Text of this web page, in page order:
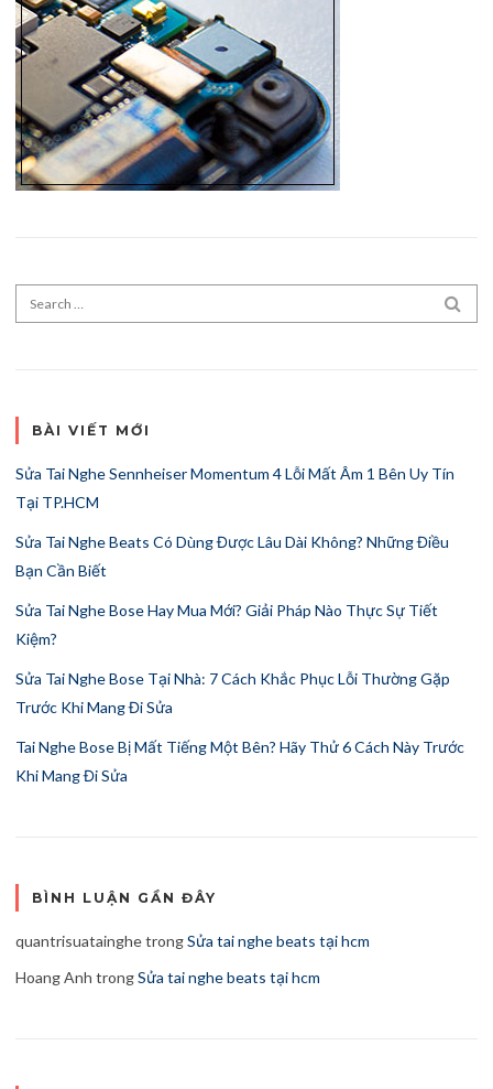
Search for:
BÀI VIẾT MỚI
Sửa Tai Nghe Sennheiser Momentum 4 Lỗi Mất Âm 1 Bên Uy Tín
Tại TP.HCM
Sửa Tai Nghe Beats Có Dùng Được Lâu Dài Không? Những Điều
Bạn Cần Biết
Sửa Tai Nghe Bose Hay Mua Mới? Giải Pháp Nào Thực Sự Tiết
Kiệm?
Sửa Tai Nghe Bose Tại Nhà: 7 Cách Khắc Phục Lỗi Thường Gặp
Trước Khi Mang Đi Sửa
Tai Nghe Bose Bị Mất Tiếng Một Bên? Hãy Thử 6 Cách Này Trước
Khi Mang Đi Sửa
BÌNH LUẬN GẦN ĐÂY
quantrisuatainghetrongSửa tai nghe beats tại hcm
Hoang Anh trongSửa tai nghe beats tại hcm